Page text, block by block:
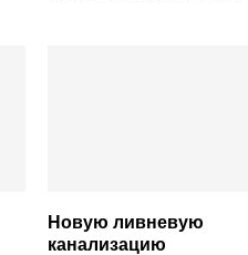
Новую ливневую
канализацию